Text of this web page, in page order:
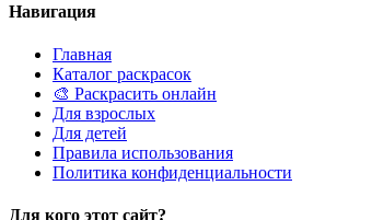
Навигация
Главная
Каталог раскрасок
🎨 Раскрасить онлайн
Для взрослых
Для детей
Правила использования
Политика конфиденциальности
Для кого этот сайт?